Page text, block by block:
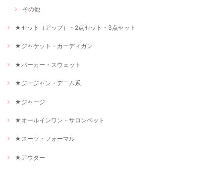
その他
★セット（アップ）・2点セット・3点セット
★ジャケット・カーディガン
★パーカー・スウェット
★ジージャン・デニム系
★ジャージ
★オールインワン・サロンペット
★スーツ・フォーマル
★アウター